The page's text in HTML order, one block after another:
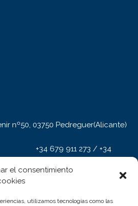
el consentimiento
utilizamos tecnologías como las
nº50, 03750 Pedreguer(Alicante)
+34 679 911 273 / +34
pinturascanadas@gmail.com